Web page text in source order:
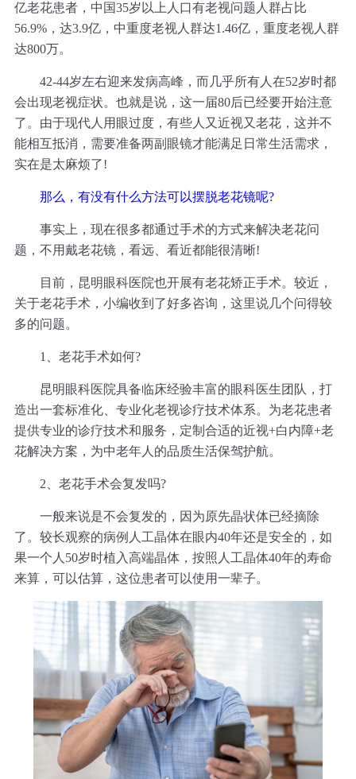
亿老花患者，中国35岁以上人口有老视问题人群占比
56.9%，达3.9亿，中重度老视人群达1.46亿，重度老视人群
达800万。
42-44岁左右迎来发病高峰，而几乎所有人在52岁时都
会出现老视症状。也就是说，这一届80后已经要开始注意
了。由于现代人用眼过度，有些人又近视又老花，这并不
能相互抵消，需要准备两副眼镜才能满足日常生活需求，
实在是太麻烦了!
那么，有没有什么方法可以摆脱老花镜呢?
事实上，现在很多都通过手术的方式来解决老花问
题，不用戴老花镜，看远、看近都能很清晰!
目前，昆明眼科医院也开展有老花矫正手术。较近，
关于老花手术，小编收到了好多咨询，这里说几个问得较
多的问题。
1、老花手术如何?
昆明眼科医院具备临床经验丰富的眼科医生团队，打
造出一套标准化、专业化老视诊疗技术体系。为老花患者
提供专业的诊疗技术和服务，定制合适的近视+白内障+老
花解决方案，为中老年人的品质生活保驾护航。
2、老花手术会复发吗?
一般来说是不会复发的，因为原先晶状体已经摘除
了。较长观察的病例人工晶体在眼内40年还是安全的，如
果一个人50岁时植入高端晶体，按照人工晶体40年的寿命
来算，可以估算，这位患者可以使用一辈子。